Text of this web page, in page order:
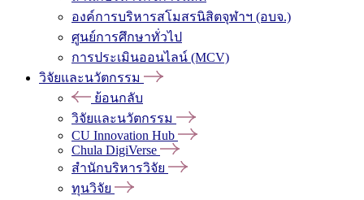
องค์การบริหารสโมสรนิสิตจุฬาฯ (อบจ.)
ศูนย์การศึกษาทั่วไป
การประเมินออนไลน์ (MCV)
วิจัยและนวัตกรรม
ย้อนกลับ
วิจัยและนวัตกรรม
CU Innovation Hub
Chula DigiVerse
สำนักบริหารวิจัย
ทุนวิจัย